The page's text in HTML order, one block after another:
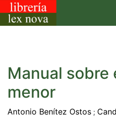
Manual sobre
menor
Antonio Benítez Ostos ;